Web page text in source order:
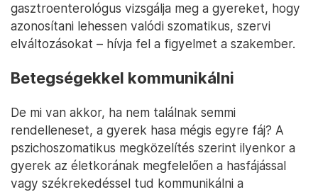
gasztroenterológus vizsgálja meg a gyereket, hogy
azonosítani lehessen valódi szomatikus, szervi
elváltozásokat – hívja fel a figyelmet a szakember.
Betegségekkel kommunikálni
De mi van akkor, ha nem találnak semmi
rendelleneset, a gyerek hasa mégis egyre fáj? A
pszichoszomatikus megközelítés szerint ilyenkor a
gyerek az életkorának megfelelően a hasfájással
vagy székrekedéssel tud kommunikálni a